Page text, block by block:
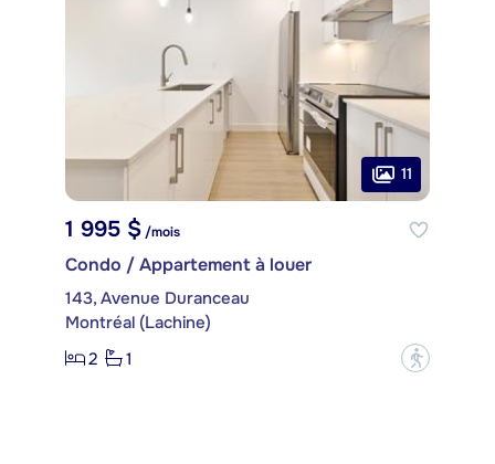
11
1 995 $/mois
Condo / Appartement à louer
143, Avenue Duranceau
Montréal (Lachine)
2
1 ?